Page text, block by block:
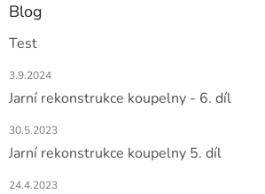
Blog
Test
3.9.2024
Jarní rekonstrukce koupelny - 6. díl
30.5.2023
Jarní rekonstrukce koupelny 5. díl
24.4.2023